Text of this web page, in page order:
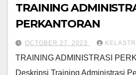
TRAINING
PERKANTORAN
OCTOBER 27, 2023
TRAINING ADMINISTRASI
Deskripsi Training Administrasi